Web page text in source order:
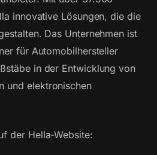
innovative Lösungen, die die
Das Unternehmen ist
für Automobilhersteller
in der Entwicklung von
und elektronischen
der Hella-Website: